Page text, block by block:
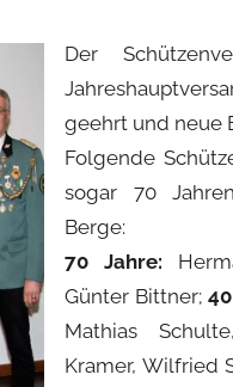
Der
geehrt und neue
Folgende
sogar 70
Berge:
70 Jahre:
Günter Bittner;
Mathias
Kramer, Wilfried